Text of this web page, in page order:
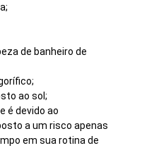
de banheiro de
ao sol;
é devido ao
a um risco apenas
em sua rotina de